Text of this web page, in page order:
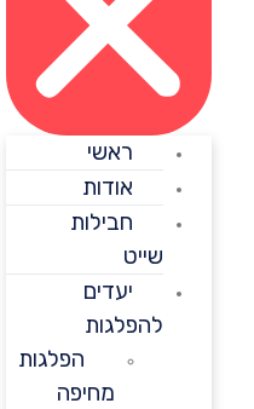
ראשי
אודות
חבילות
יעדים
להפלגות
הפלגות
מחיפה